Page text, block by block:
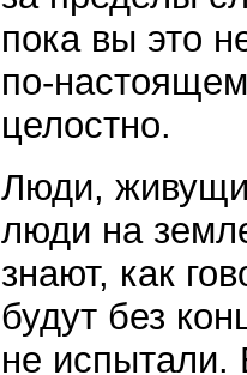
пока вы это
по-
целостно.
Люди,
люди на
знают, как
будут без
не испытали.